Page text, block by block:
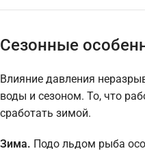
Сезонные
Влияние давления
воды и сезоном. То, что
сработать зимой.
Зима. Подо льдом рыба